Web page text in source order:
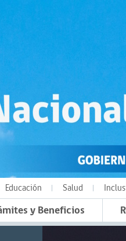
Educación Salud
y Beneficios